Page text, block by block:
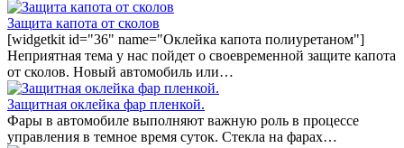
Защита капота от сколов
[widgetkit id="36" name="Оклейка капота полиуретаном"]
Неприятная тема у нас пойдет о своевременной защите капота
от сколов. Новый автомобиль или…
Защитная оклейка фар пленкой.
Фары в автомобиле выполняют важную роль в процессе
управления в темное время суток. Стекла на фарах…